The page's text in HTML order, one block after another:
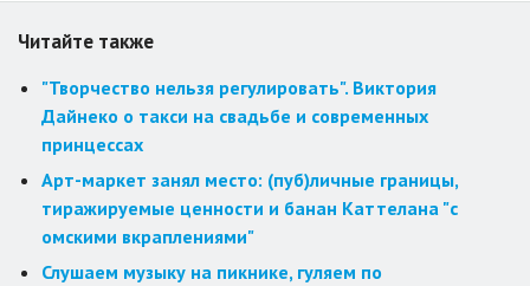
Читайте также
"Творчество нельзя регулировать". Виктория
Дайнеко о такси на свадьбе и современных
принцессах
Арт-маркет занял место: (пуб)личные границы,
тиражируемые ценности и банан Каттелана "с
омскими вкраплениями"
Слушаем музыку на пикнике, гуляем по